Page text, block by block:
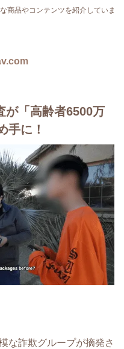
商品やコンテンツを紹介していま
が「高齢者6500万
手に！
な詐欺グループが摘発さ